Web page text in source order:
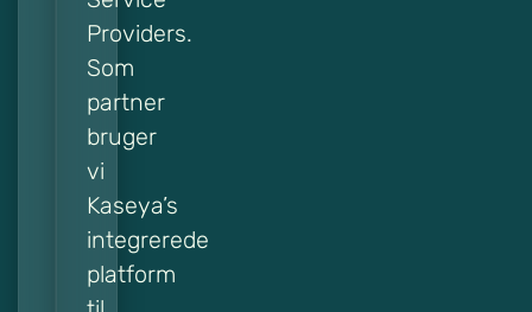
Providers.
Som
partner
bruger
vi
Kaseya’s
integrerede
platform